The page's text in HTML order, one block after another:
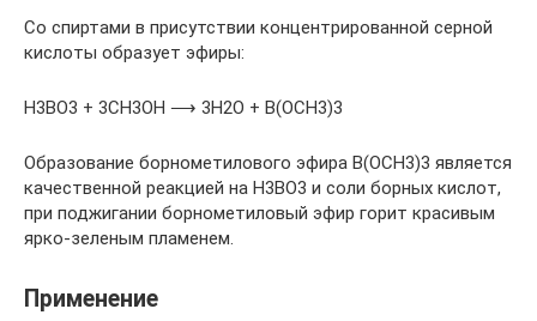
Со спиртами в присутствии концентрированной серной
кислоты образует эфиры:
H3BO3 + 3CH3OH ⟶ 3H2O + B(OCH3)3
Образование борнометилового эфира В(OCH3)3 является
качественной реакцией на H3BO3 и соли борных кислот,
при поджигании борнометиловый эфир горит красивым
ярко-зеленым пламенем.
Применение